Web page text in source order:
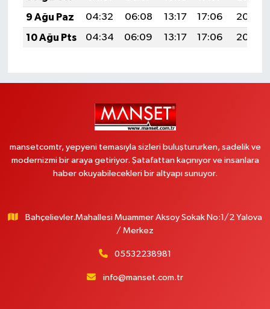
9 Ağu Paz
04:32 06:08 13:17 17:06
20:17
10 Ağu Pts
04:34 06:09 13:17 17:06 20:16
mansetcomtr, yepyeni temasıyla sizleri buluştururken, sadelik ve
modernizmi bir araya getiriyor. Şatafattan kaçınıyor ve insanlara
haber okuyabilecekleri bir altyapı sunuyor.
Bahçelievler.Mahallesi Muammer Aksoy Sokak No:1/2 Yalova
/ Merkez
05532238981
info@manset.com.tr